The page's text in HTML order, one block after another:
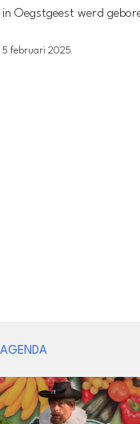
in Oegstgeest werd
5 februari 2025